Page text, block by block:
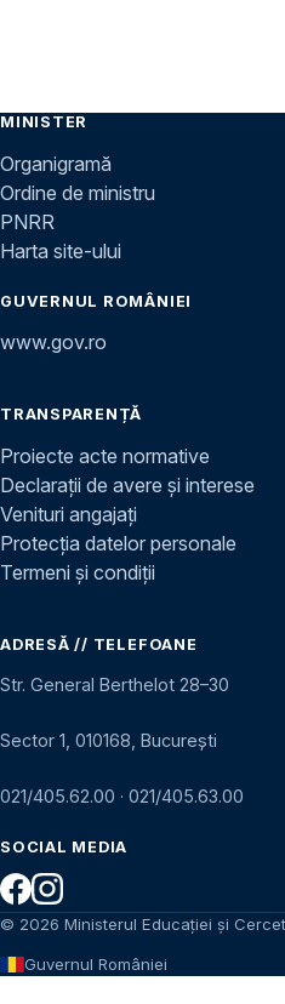
MINISTER
Organigramă
Ordine de ministru
PNRR
Harta site-ului
GUVERNUL ROMÂNIEI
www.gov.ro
TRANSPARENȚĂ
Proiecte acte normative
Declarații de avere și interese
Venituri angajați
Protecția datelor personale
Termeni și condiții
ADRESĂ // TELEFOANE
Str. General Berthelot 28–30
Sector 1, 010168, București
021/405.62.00 · 021/405.63.00
SOCIAL MEDIA
© 2026 Ministerul Educației și
Guvernul României